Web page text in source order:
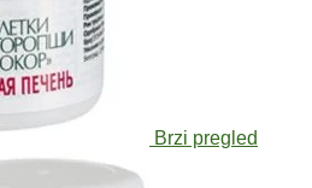
Brzi pregled